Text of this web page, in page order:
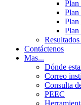
Plan
Plan
Contáctenos
Mas...
Dónde
Correo
Consulta
PEEC